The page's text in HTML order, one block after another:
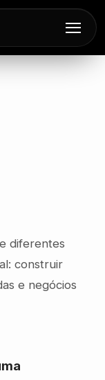
diferentes
construir
e negócios